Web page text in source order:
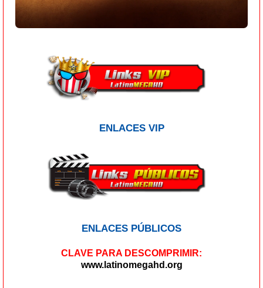
ENLACES VIP
ENLACES PÚBLICOS
CLAVE PARA DESCOMPRIMIR:
www.latinomegahd.org